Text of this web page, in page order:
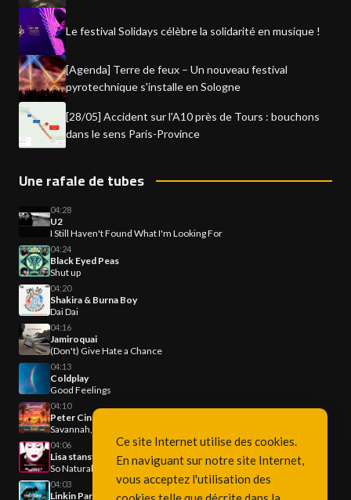
Le festival Solidays célèbre la solidarité en musique !
[Agenda] Terre de feux – Un nouveau festival
pyrotechnique s'installe en Sologne
[28/05] Accident sur l'A10 près de Tours : bouchons
dans le sens Paris-Province
Une rafale de tubes
04:28
U2
I Still Haven't Found What I'm Looking For
04:24
Black Eyed Peas
Shut up
04:20
Shakira & Burna Boy
Dai Dai
04:16
Jamiroquai
(Don't) Give Hate a Chance
04:13
Coldplay
Good Feelings
04:10
Peter Cincotti
Savannah, Turn It Up!
04:06
Lisa stansfield
So Natural
04:03
Linkin Park
Ce site Internet utilise des cookies.
En naviguant sur notre site Internet,
vous acceptez l'utilisation des